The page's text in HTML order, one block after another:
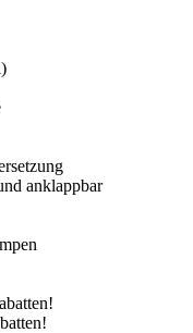
anklappbar